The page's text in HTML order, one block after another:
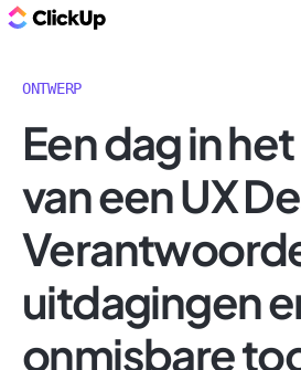
ONTWERP
Een dag in
van een UX
uitdagingen
onmisbare